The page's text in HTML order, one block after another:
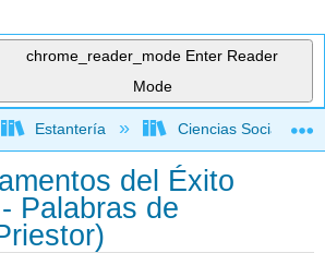
chrome_reader_mode Enter Reader
Mode
jerarquía global
Estantería Ciencias Sociales
del Éxito
Palabras de